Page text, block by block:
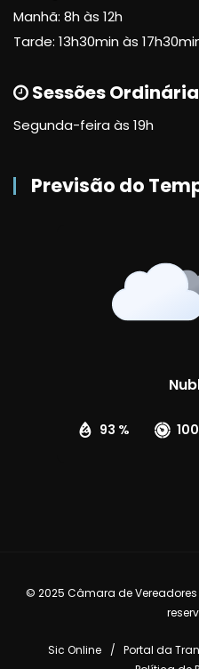
Manhã: 8h às 12h
Tarde: 13h30min às
Sessões
Segunda-feira às 19h
Previsão do
93 %
© 2025 Câmara de
Sic Online Portal da